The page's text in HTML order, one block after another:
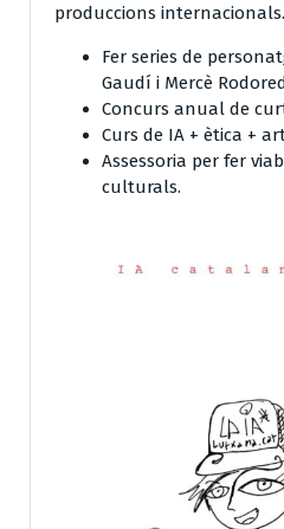
produccions internacionals.
Fer series de
Gaudí i Mercè
Concurs anual de
Curs de IA + ètica +
Assessoria per fer
culturals.